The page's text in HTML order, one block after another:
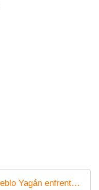
Con elementos del pasado Pueblo Yagán enfrenta al Covid